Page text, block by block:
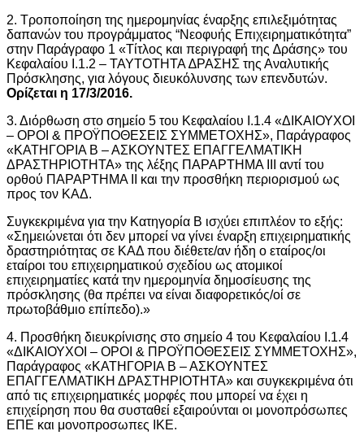
2. Τροποποίηση της ημερομηνίας έναρξης επιλεξιμότητας
δαπανών του προγράμματος “Νεοφυής Επιχειρηματικότητα”
στην Παράγραφο 1 «Τίτλος και περιγραφή της ∆ράσης» του
Κεφαλαίου Ι.1.2 – ΤΑΥΤΟΤΗΤΑ ∆ΡΑΣΗΣ της Αναλυτικής
Πρόσκλησης, για λόγους διευκόλυνσης των επενδυτών.
Ορίζεται η 17/3/2016.
3. Διόρθωση στο σημείο 5 του Κεφαλαίου Ι.1.4 «ΔΙΚΑΙΟΥΧΟΙ
– ΟΡΟΙ & ΠΡΟΫΠΟΘΕΣΕΙΣ ΣΥΜΜΕΤΟΧΗΣ», Παράγραφος
«ΚΑΤΗΓΟΡΙΑ Β – ΑΣΚΟΥΝΤΕΣ ΕΠΑΓΓΕΛΜΑΤΙΚΗ
ΔΡΑΣΤΗΡΙΟΤΗΤΑ» της λέξης ΠΑΡΑΡΤΗΜΑ ΙΙΙ αντί του
ορθού ΠΑΡΑΡΤΗΜΑ ΙΙ και την προσθήκη περιορισμού ως
προς τον ΚΑΔ.
Συγκεκριμένα για την Κατηγορία Β ισχύει επιπλέον το εξής:
«Σημειώνεται ότι δεν μπορεί να γίνει έναρξη επιχειρηματικής
δραστηριότητας σε ΚΑΔ που διέθετε/αν ήδη ο εταίρος/οι
εταίροι του επιχειρηματικού σχεδίου ως ατομικοί
επιχειρηματίες κατά την ημερομηνία δημοσίευσης της
πρόσκλησης (θα πρέπει να είναι διαφορετικός/οί σε
πρωτοβάθμιο επίπεδο).»
4. Προσθήκη διευκρίνισης στο σημείο 4 του Κεφαλαίου Ι.1.4
«ΔΙΚΑΙΟΥΧΟΙ – ΟΡΟΙ & ΠΡΟΫΠΟΘΕΣΕΙΣ ΣΥΜΜΕΤΟΧΗΣ»,
Παράγραφος «ΚΑΤΗΓΟΡΙΑ Β – ΑΣΚΟΥΝΤΕΣ
ΕΠΑΓΓΕΛΜΑΤΙΚΗ ΔΡΑΣΤΗΡΙΟΤΗΤΑ» και συγκεκριμένα ότι
από τις επιχειρηματικές μορφές που μπορεί να έχει η
επιχείρηση που θα συσταθεί εξαιρούνται οι μονοπρόσωπες
ΕΠΕ και μονοπροσωπες ΙΚΕ.